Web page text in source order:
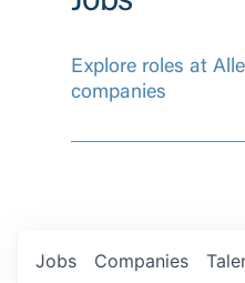
Explore roles at
companies
Jobs Companies